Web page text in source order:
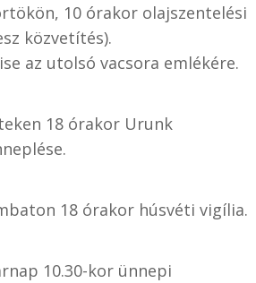
10 órakor olajszentelési
közvetítés).
az utolsó vacsora emlékére.
18 órakor Urunk
18 órakor húsvéti vigília.
10.30-kor ünnepi